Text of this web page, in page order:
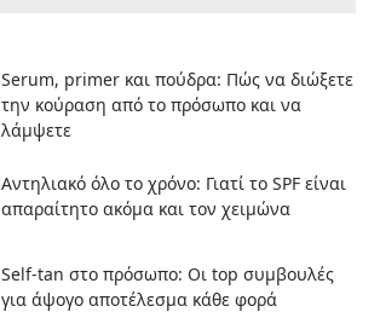
Serum, primer και πούδρα: Πώς να διώξετε
την κούραση από το πρόσωπο και να
λάμψετε
Αντηλιακό όλο το χρόνο: Γιατί το SPF είναι
απαραίτητο ακόμα και τον χειμώνα
Self-tan στο πρόσωπο: Οι top συμβουλές
για άψογο αποτέλεσμα κάθε φορά